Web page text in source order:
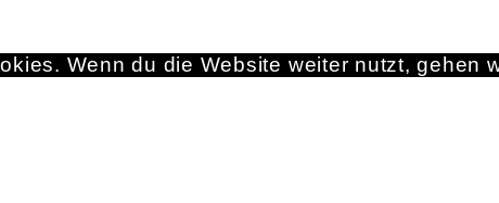
Wenn du die Website weiter nutzt, gehen